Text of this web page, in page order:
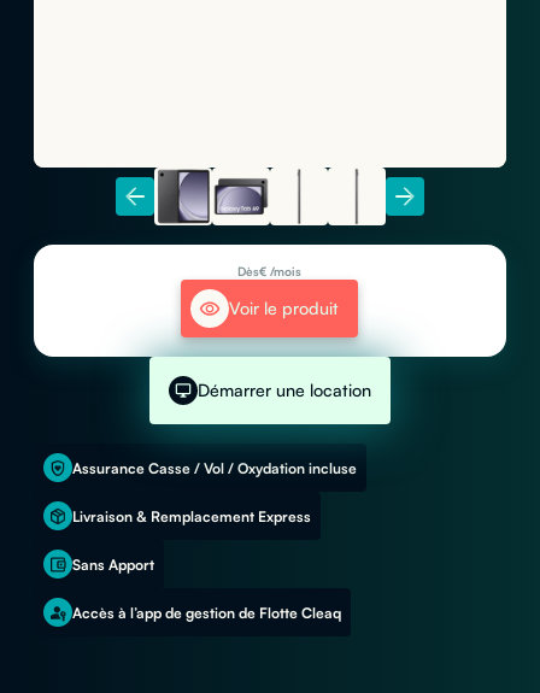
Dès€ /mois
Voir le produit
Assurance Casse / Vol / Oxydation incluse
Livraison & Remplacement Express
Sans Apport
Accès à l’app de gestion de Flotte Cleaq
Démarrer une location